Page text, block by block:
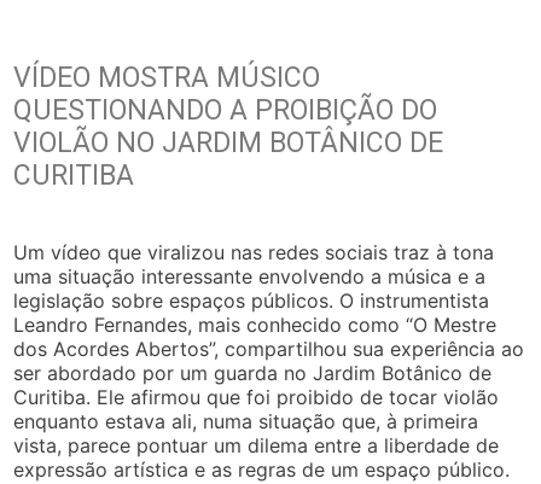
VÍDEO MOSTRA MÚSICO
QUESTIONANDO A PROIBIÇÃO DO
VIOLÃO NO JARDIM BOTÂNICO DE
CURITIBA
Um vídeo que viralizou nas redes sociais traz à tona
uma situação interessante envolvendo a música e a
legislação sobre espaços públicos. O instrumentista
Leandro Fernandes, mais conhecido como “O Mestre
dos Acordes Abertos”, compartilhou sua experiência ao
ser abordado por um guarda no Jardim Botânico de
Curitiba. Ele afirmou que foi proibido de tocar violão
enquanto estava ali, numa situação que, à primeira
vista, parece pontuar um dilema entre a liberdade de
expressão artística e as regras de um espaço público.